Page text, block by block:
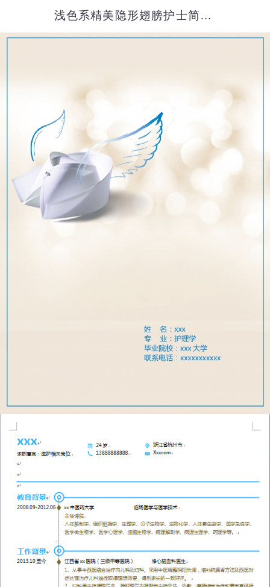
浅色系精美隐形翅膀护士简历模板